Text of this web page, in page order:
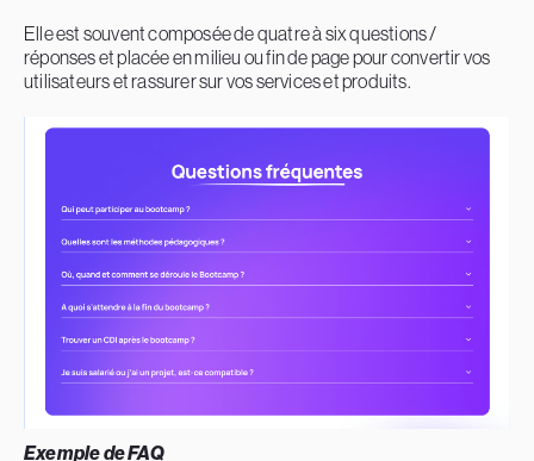
Elle est souvent composée de quatre à six questions /
réponses et placée en milieu ou fin de page pour convertir vos
utilisateurs et rassurer sur vos services et produits.
Exemple de FAQ